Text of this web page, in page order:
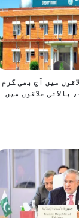
میں آج بھی گرم
بالائی علاقوں میں